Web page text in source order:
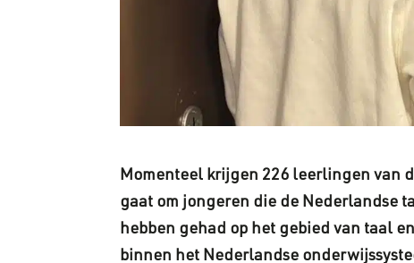
Momenteel krijgen 226 leerlingen van
gaat om jongeren die de Nederlandse
hebben gehad op het gebied van taal
binnen het Nederlandse